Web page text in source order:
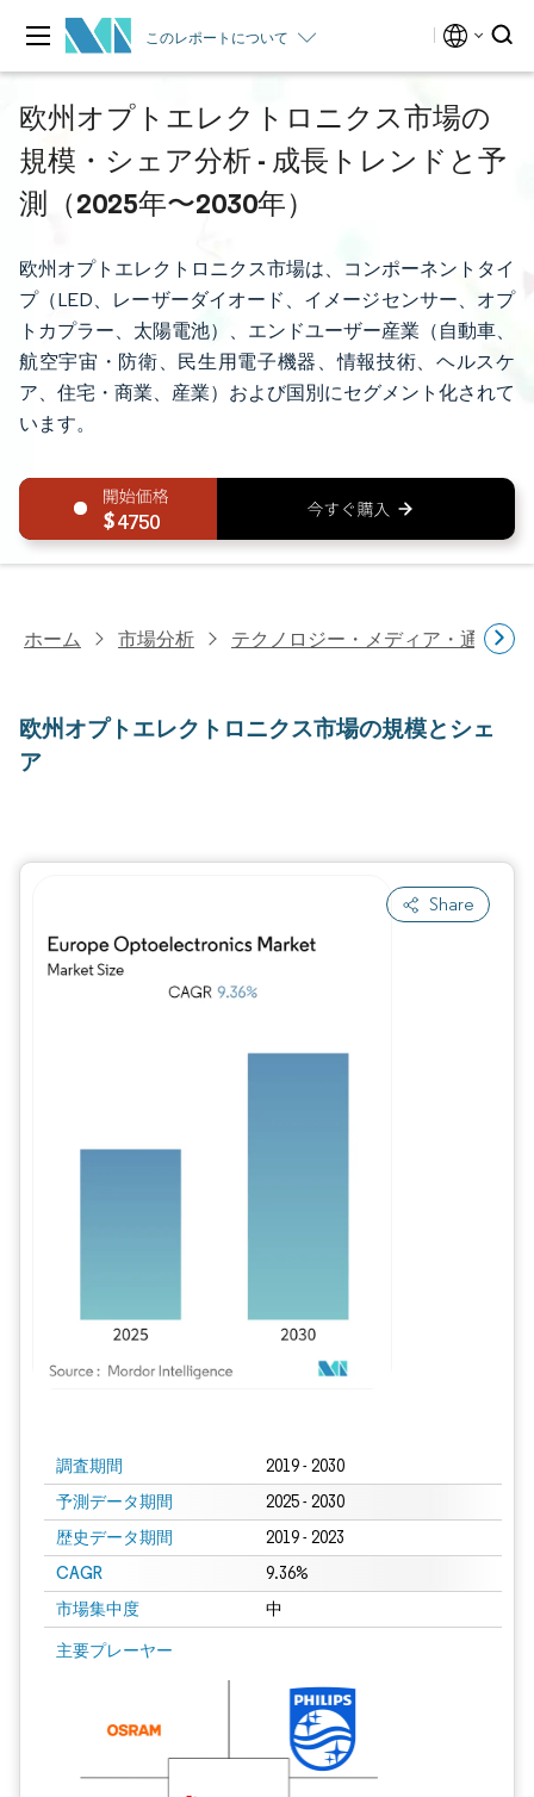
このレポートについて
欧州オプトエレクトロニクス市場の
規模・シェア分析 - 成長トレンドと予
測（2025年〜2030年）
欧州オプトエレクトロニクス市場は、コンポーネントタイ
プ（LED、レーザーダイオード、イメージセンサー、オプ
トカプラー、太陽電池）、エンドユーザー産業（自動車、
航空宇宙・防衛、民生用電子機器、情報技術、ヘルスケ
ア、住宅・商業、産業）および国別にセグメント化されて
います。
4750
ホーム 市場分析 テクノロジー・メディア・通信研
欧州オプトエレクトロニクス市場の規模とシェ
ア
Share
調査期間 2019 - 2030
予測データ期間 2025 - 2030
歴史データ期間 2019 - 2023
CAGR 9.36%
市場集中度 中
主要プレーヤー